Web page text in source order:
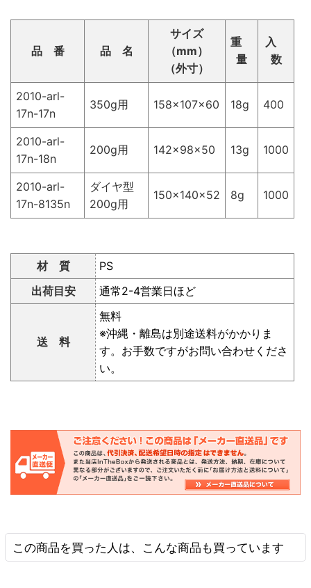
品 番 品 名
サイズ
（mm）
（外寸）
重
量
入
数
2010-arl-
17n-17n
350g用 158×107×60 18g 400
2010-arl-
17n-18n
200g用 142×98×50 13g 1000
2010-arl-
17n-8135n
ダイヤ型
200g用
150×140×52 8g 1000
材 質
PS
出荷目安
通常2-4営業日ほど
送 料
無料
※沖縄・離島は別途送料がかかりま
す。お手数ですがお問い合わせくださ
い。
この商品を買った人は、こんな商品も買っています